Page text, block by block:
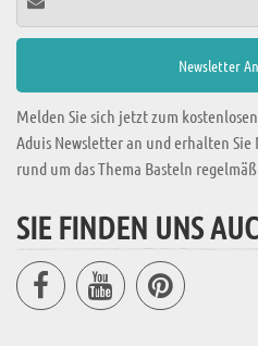
Melden Sie sich jetzt zum kostenlosen
Aduis Newsletter an und erhalten
rund um das Thema Basteln
SIE FINDEN UNS